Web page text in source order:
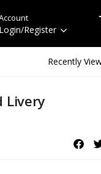
Login/Register
Recently
Livery